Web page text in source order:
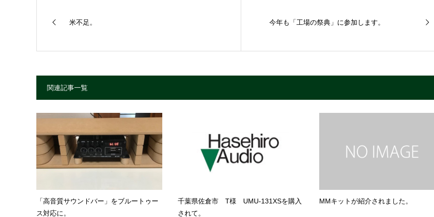
米不足。 今年も「工場の祭典」に参加します。
関連記事一覧
「高音質サウンドバー」をブルートゥー
ス対応に。
千葉県佐倉市 T様 UMU-131XSを購入
されて。
MMキットが紹介されました。